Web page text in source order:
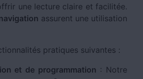
une lecture claire et facilitée.
assurent une utilisation
pratiques suivantes :
et de programmation : Notre